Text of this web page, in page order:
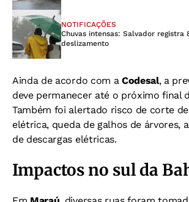
NOTIFICAÇÕES
Chuvas intensas: Salvador registra
deslizamento
Ainda de acordo com a Codesal, a
deve permanecer até o próximo final
Também foi alertado risco de corte
elétrica, queda de galhos de árvores,
de descargas elétricas.
Impactos no sul da